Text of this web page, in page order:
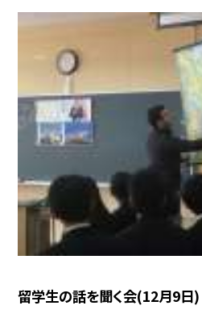
留学生の話を聞く会(12月9日)